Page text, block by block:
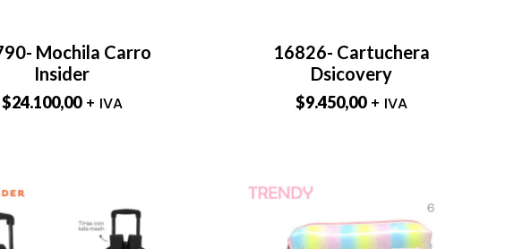
Mochila Carro
Insider
$24.100,00 + IVA
16826- Cartuchera
Dsicovery
$9.450,00 + IVA